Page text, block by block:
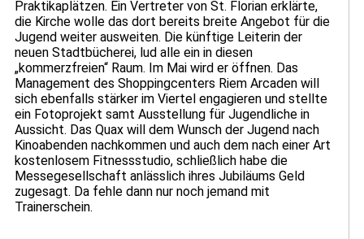
Praktikaplätzen. Ein Vertreter von St. Florian erklärte,
die Kirche wolle das dort bereits breite Angebot für die
Jugend weiter ausweiten. Die künftige Leiterin der
neuen Stadtbücherei, lud alle ein in diesen
„kommerzfreien“ Raum. Im Mai wird er öffnen. Das
Management des Shoppingcenters Riem Arcaden will
sich ebenfalls stärker im Viertel engagieren und stellte
ein Fotoprojekt samt Ausstellung für Jugendliche in
Aussicht. Das Quax will dem Wunsch der Jugend nach
Kinoabenden nachkommen und auch dem nach einer Art
kostenlosem Fitnessstudio, schließlich habe die
Messegesellschaft anlässlich ihres Jubiläums Geld
zugesagt. Da fehle dann nur noch jemand mit
Trainerschein.